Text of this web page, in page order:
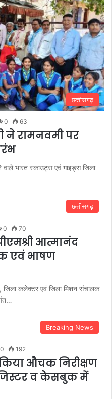
छत्तीसगढ़
0 63
ने रामनवमी पर
भारत स्काउट्स एवं गाइड्स जिला
छत्तीसगढ़
0 70
आत्मानंद
एवं भाषण
जिला कलेक्टर एवं जिला मिशन संचालक
Breaking News
0 192
औचक निरीक्षण
व केसबुक में